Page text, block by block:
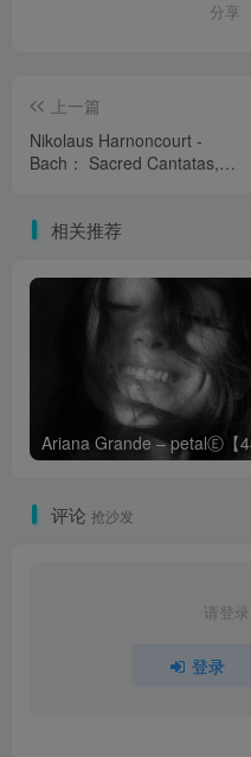
分享
上一篇
Nikolaus Harnoncourt -
Bach： Sacred Cantatas,
相关推荐
评论 抢沙发
请登
登录